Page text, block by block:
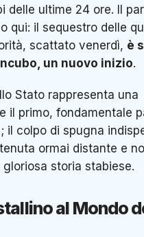
delle ultime 24 ore. Il
qui: il sequestro delle
scattato venerdì, è
un nuovo inizio.
Stato rappresenta una
il primo, fondamentale
il colpo di spugna
ormai distante e
gloriosa storia stabiese.
al Mondo